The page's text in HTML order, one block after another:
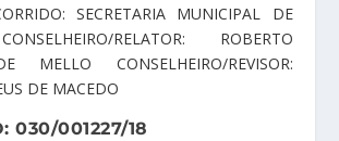
SECRETARIA MUNICIPAL DE
RELATOR: ROBERTO
MELLO CONSELHEIRO/REVISOR:
DE MACEDO
030/001227/18